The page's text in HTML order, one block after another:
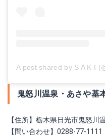
A post shared by S A K I
鬼怒川温泉・あさや基
【住所】栃木県日光市鬼怒川
【問い合わせ】0288-77-1111